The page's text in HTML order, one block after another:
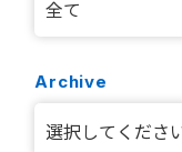
Archive